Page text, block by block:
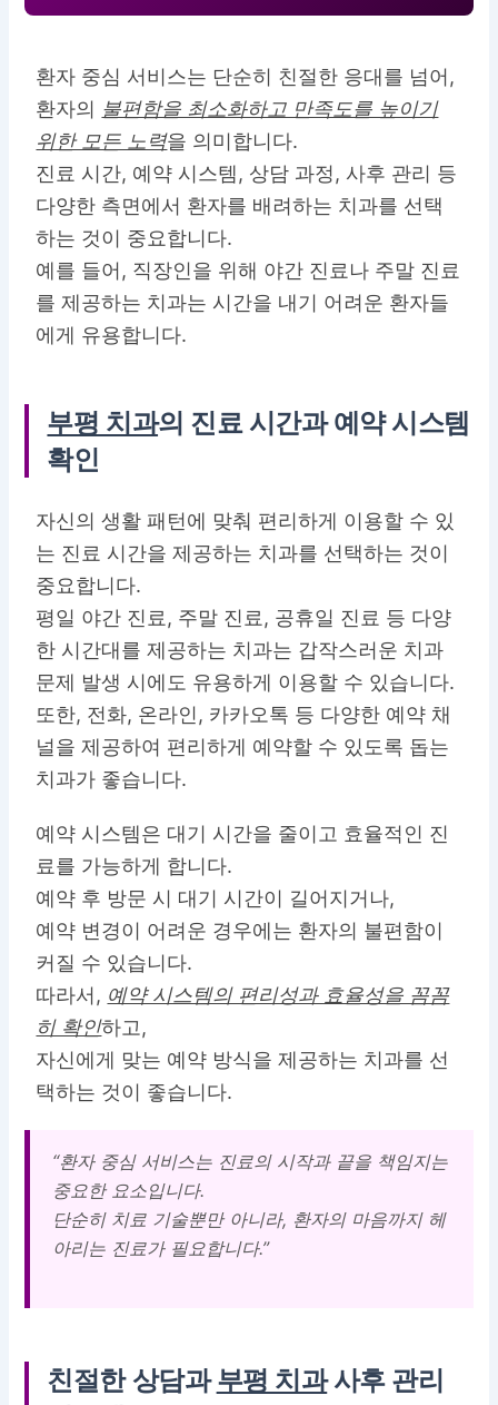
환자 중심 서비스는 단순히 친절한 응대를 넘어,
환자의 불편함을 최소화하고 만족도를 높이기
위한 모든 노력을 의미합니다.
진료 시간, 예약 시스템, 상담 과정, 사후 관리 등
다양한 측면에서 환자를 배려하는 치과를 선택
하는 것이 중요합니다.
예를 들어, 직장인을 위해 야간 진료나 주말 진료
를 제공하는 치과는 시간을 내기 어려운 환자들
에게 유용합니다.
부평 치과의 진료 시간과 예약 시스템
확인
자신의생활 패턴에 맞춰 편리하게 이용할 수 있
는 진료 시간을 제공하는 치과를 선택하는 것이
중요합니다.
평일 야간 진료, 주말 진료, 공휴일 진료 등 다양
한 시간대를 제공하는 치과는 갑작스러운 치과
문제 발생 시에도 유용하게 이용할 수 있습니다.
또한, 전화, 온라인, 카카오톡 등 다양한 예약 채
널을 제공하여 편리하게 예약할 수 있도록 돕는
치과가 좋습니다.
예약 시스템은 대기 시간을 줄이고 효율적인 진
료를 가능하게 합니다.
예약 후 방문 시 대기 시간이 길어지거나,
예약 변경이 어려운 경우에는 환자의 불편함이
커질 수 있습니다.
따라서, 예약 시스템의 편리성과 효율성을 꼼꼼
히 확인하고,
자신에게 맞는 예약 방식을 제공하는 치과를 선
택하는 것이 좋습니다.
“환자 중심 서비스는 진료의 시작과 끝을 책임지는
중요한 요소입니다.
단순히 치료 기술뿐만 아니라, 환자의 마음까지 헤
아리는 진료가 필요합니다.”
친절한 상담과부평 치과사후 관리